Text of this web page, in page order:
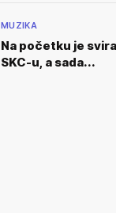
MUZIKA
Na početku je
SKC-u, a sada...